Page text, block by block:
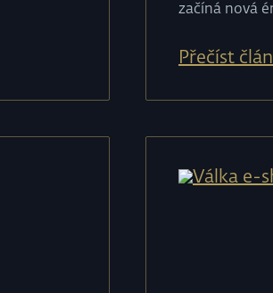
začíná nová
Přečíst